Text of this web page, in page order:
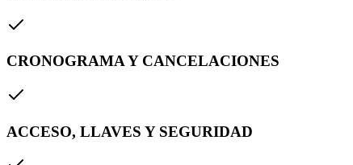
CRONOGRAMA Y CANCELACIONES
ACCESO, LLAVES Y SEGURIDAD